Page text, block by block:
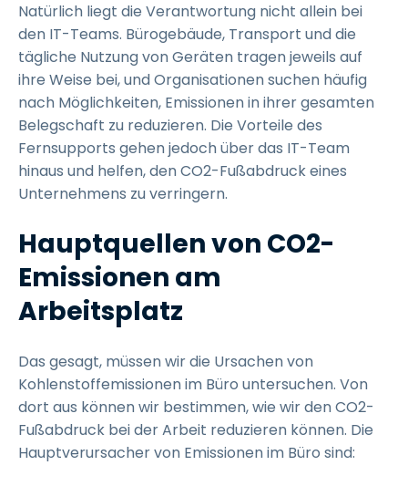
Natürlich liegt die Verantwortung nicht allein bei
den IT-Teams. Bürogebäude, Transport und die
tägliche Nutzung von Geräten tragen jeweils auf
ihre Weise bei, und Organisationen suchen häufig
nach Möglichkeiten, Emissionen in ihrer gesamten
Belegschaft zu reduzieren. Die Vorteile des
Fernsupports gehen jedoch über das IT-Team
hinaus und helfen, den CO2-Fußabdruck eines
Unternehmens zu verringern.
Hauptquellen von CO2-
Emissionen am
Arbeitsplatz
Das gesagt, müssen wir die Ursachen von
Kohlenstoffemissionen im Büro untersuchen. Von
dort aus können wir bestimmen, wie wir den CO2-
Fußabdruck bei der Arbeit reduzieren können. Die
Hauptverursacher von Emissionen im Büro sind: